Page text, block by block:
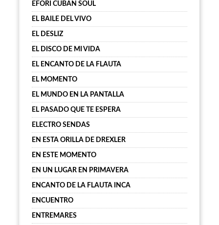
EFORI CUBAN SOUL
EL BAILE DEL VIVO
EL DESLIZ
EL DISCO DE MI VIDA
EL ENCANTO DE LA FLAUTA
EL MOMENTO
EL MUNDO EN LA PANTALLA
EL PASADO QUE TE ESPERA
ELECTRO SENDAS
EN ESTA ORILLA DE DREXLER
EN ESTE MOMENTO
EN UN LUGAR EN PRIMAVERA
ENCANTO DE LA FLAUTA INCA
ENCUENTRO
ENTREMARES